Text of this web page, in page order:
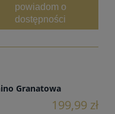
powiadom o
dostępności
Granatowa
199,99 zł